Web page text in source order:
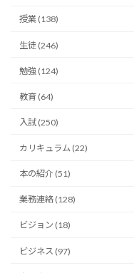
授業 (138)
生徒 (246)
勉強 (124)
教育 (64)
入試 (250)
カリキュラム (22)
本の紹介 (51)
業務連絡 (128)
ビジョン (18)
ビジネス (97)